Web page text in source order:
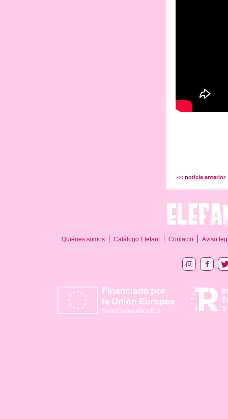
<< noticia anterior
Quiénes somos Catálogo Elefant Contacto Aviso